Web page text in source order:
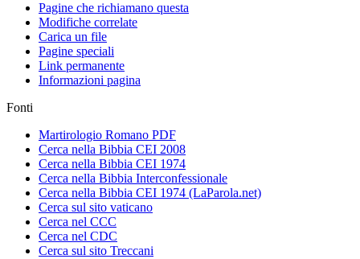
Pagine che richiamano questa
Modifiche correlate
Carica un file
Pagine speciali
Link permanente
Informazioni pagina
Fonti
Martirologio Romano PDF
Cerca nella Bibbia CEI 2008
Cerca nella Bibbia CEI 1974
Cerca nella Bibbia Interconfessionale
Cerca nella Bibbia CEI 1974 (LaParola.net)
Cerca sul sito vaticano
Cerca nel CCC
Cerca nel CDC
Cerca sul sito Treccani